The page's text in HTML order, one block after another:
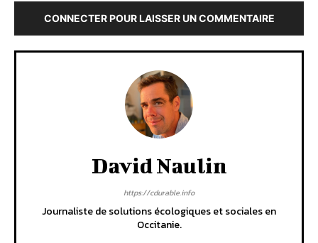
CONNECTER POUR LAISSER UN COMMENTAIRE
David Naulin
https://cdurable.info
Journaliste de solutions écologiques et sociales en
Occitanie.